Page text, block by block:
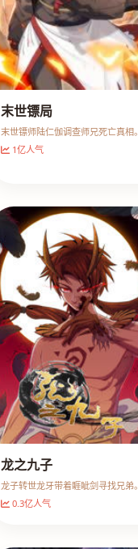
末世镖局
末世镖师陆仁伽调查师兄死亡真相。
1亿人气
龙之九子
龙子转世龙牙带着睚眦剑寻找兄弟。
0.3亿人气